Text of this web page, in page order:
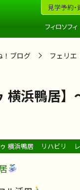
見学予約
フィロソフィ
！ブログ フェリエ
横浜鴨居
横浜鴨居 リハビリ